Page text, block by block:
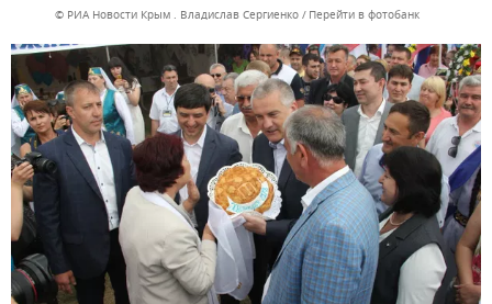
© РИА Новости Крым . Владислав Сергиенко Перейти в фотобанк